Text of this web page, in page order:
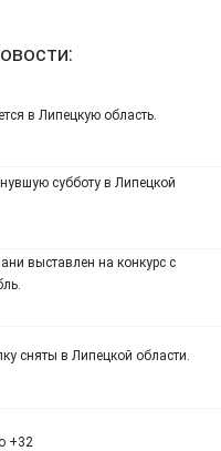
в Липецкую область.
субботу в Липецкой
выставлен на конкурс с
сняты в Липецкой области.
+32